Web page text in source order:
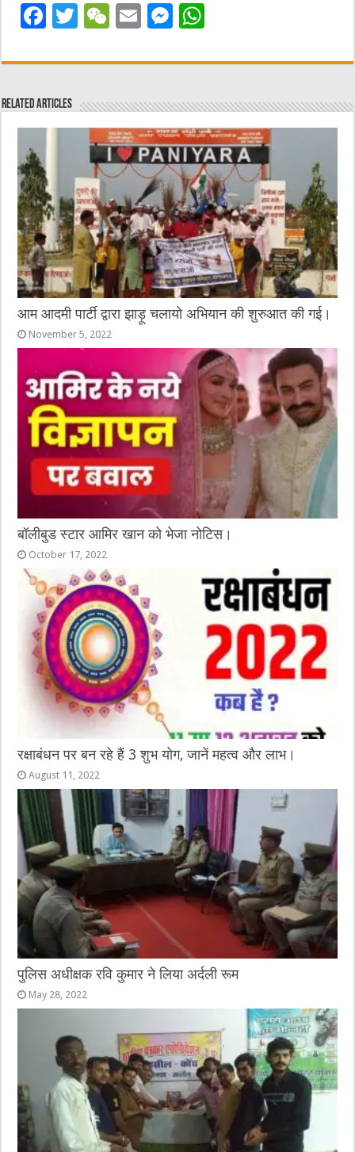
F
c
e
b
o
k
T
it
r
W
C
at
E
ai
M
ss
n
g
er
at
A
p
p
Related Articles
आम आदमी पार्टी द्वारा झाड़ू चलायो अभियान की शुरुआत की गई।
November 5, 2022
बॉलीबुड स्टार आमिर खान को भेजा नोटिस।
October 17, 2022
रक्षाबंधन पर बन रहे हैं 3 शुभ योग, जानें महत्व और लाभ।
August 11, 2022
पुलिस अधीक्षक रवि कुमार ने लिया अर्दली रूम
May 28, 2022